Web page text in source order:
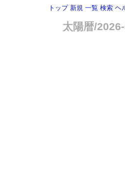
トップ 新規 一覧 検索 ヘ
太陽暦/